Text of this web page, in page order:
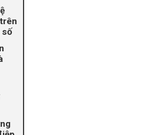
số